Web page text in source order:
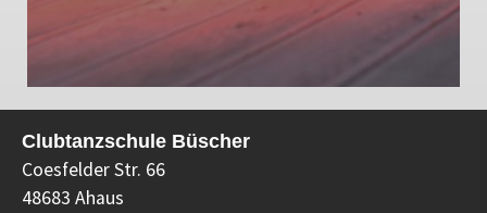
Clubtanzschule Büscher
Coesfelder Str. 66
48683 Ahaus